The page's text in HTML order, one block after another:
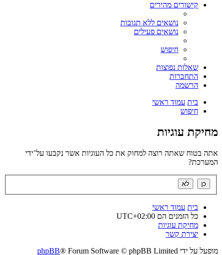
קישורים מהירים
נושאים ללא תגובות
נושאים פעילים
חיפוש
שאלות נפוצות
התחברות
הרשמה
בית עמוד ראשי
חיפוש
מחיקת עוגיות
אתה בטוח שאתה רוצה למחוק את כל העוגיות אשר נקבעו על־ידי
המערכת?
בית עמוד ראשי
כל הזמנים הם UTC+02:00
מחיקת עוגיות
יצירת קשר
מופעל על ידי
phpBB® Forum Software © phpBB Limited